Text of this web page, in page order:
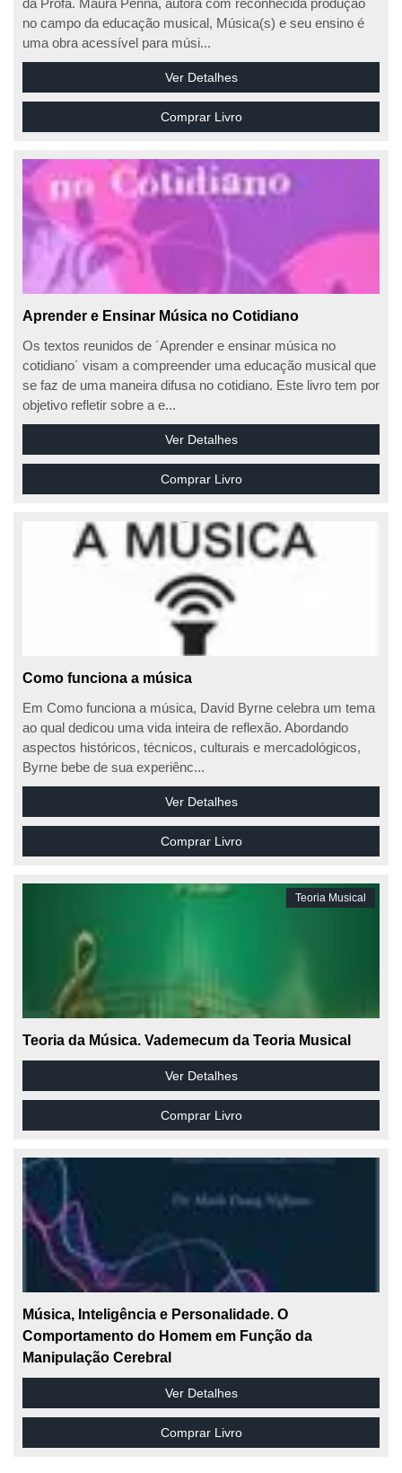
da Profa. Maura Penna, autora com reconhecida produção
no campo da educação musical, Música(s) e seu ensino é
uma obra acessível para músi...
Ver Detalhes
Comprar Livro
Aprender e Ensinar Música no Cotidiano
Os textos reunidos de ´Aprender e ensinar música no
cotidiano´ visam a compreender uma educação musical que
se faz de uma maneira difusa no cotidiano. Este livro tem por
objetivo refletir sobre a e...
Ver Detalhes
Comprar Livro
Como funciona a música
Em Como funciona a música, David Byrne celebra um tema
ao qual dedicou uma vida inteira de reflexão. Abordando
aspectos históricos, técnicos, culturais e mercadológicos,
Byrne bebe de sua experiênc...
Ver Detalhes
Comprar Livro
Teoria Musical
Teoria da Música. Vademecum da Teoria Musical
Ver Detalhes
Comprar Livro
Música, Inteligência e Personalidade. O
Comportamento do Homem em Função da
Manipulação Cerebral
Ver Detalhes
Comprar Livro